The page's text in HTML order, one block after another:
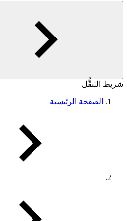
شريط التنقُّل
الصفحة الرئيسية